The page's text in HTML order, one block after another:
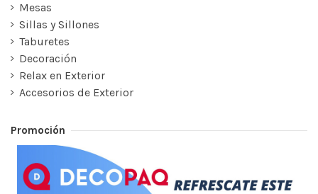
Mesas
Sillas y Sillones
Taburetes
Decoración
Relax en Exterior
Accesorios de Exterior
Promoción